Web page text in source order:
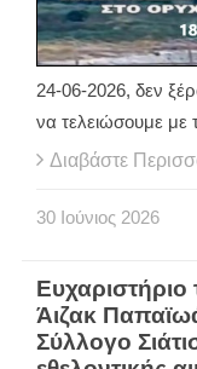
24-06-2026, δεν
να τελειώσουμε με
Διαβάστε
30 Ιούνιος 2026
Ευχαριστήριο
Άιζακ
Σύλλογο